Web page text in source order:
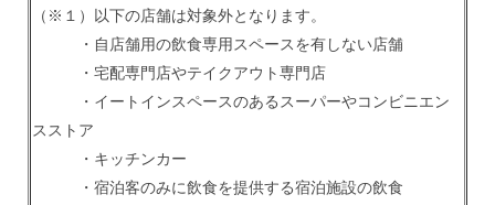
（※１）以下の店舗は対象外となります。
・自店舗用の飲食専用スペースを有しない店舗
・宅配専門店やテイクアウト専門店
・イートインスペースのあるスーパーやコンビニエン
スストア
・キッチンカー
・宿泊客のみに飲食を提供する宿泊施設の飲食